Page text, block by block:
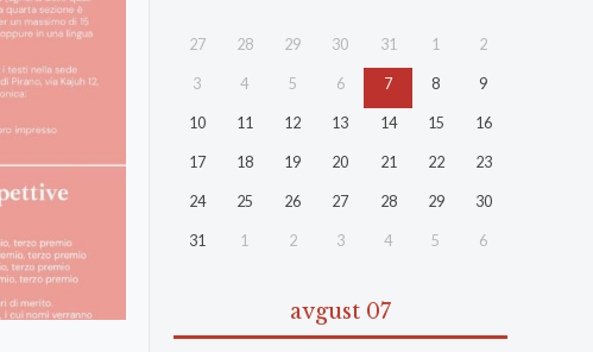
27 28 29 30 31 1 2
3 4 5 6 7 8 9
10 11 12 13 14 15 16
17 18 19 20 21 22 23
24 25 26 27 28 29 30
31 1 2 3 4 5 6
avgust 07